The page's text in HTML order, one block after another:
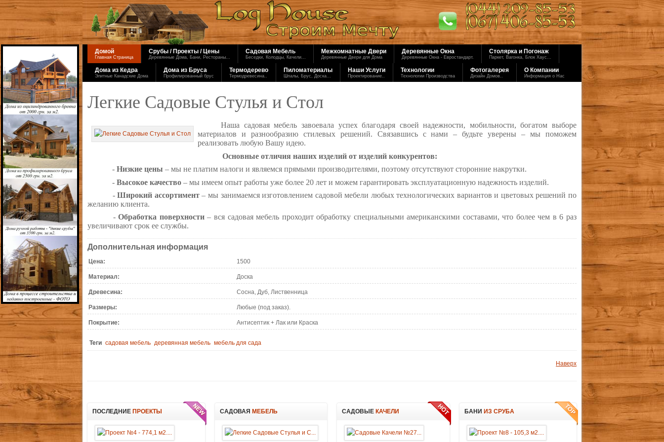
Домой
Главная Страница
Срубы / Проекты / Цены
Деревянные Дома, Бани, Рестораны...
Садовая Мебель
Беседки, Колодцы, Качели...
Межкомнатные Двери
Деревянные Двери для Дома
Деревянные Окна
Деревянные Окна - Евростандарт.
Столярка и Погонаж
Паркет, Вагонка, Блок Хаус...
Дома из Кедра
Элитные Канадские Дома
Дома из Бруса
Профилированный брус
Термодерево
Термодревесина..
Пиломатериалы
Шпалы, Брус, Доска...
Наши Услуги
Проектирование..
Технологии
Технологии Производства
Фотогалерея
Дизайн Домов..
О Компании
Информация о Нас
Легкие Садовые Стулья и Стол
Наша садовая мебель завоевала успех благодаря своей надежности, мобильности, богатом выборе
материалов и разнообразию стилевых решений. Связавшись с нами – будьте уверены – мы поможем
реализовать любую Вашу идею.
Основные отличия наших изделий от изделий конкурентов:
-Низкие цены – мы не платим налоги и являемся прямыми производителями, поэтому отсутствуют сторонние накрутки.
-Высокое качество – мы имеем опыт работы уже более 20 лет и можем гарантировать эксплуатационную надежность изделий.
-Широкий ассортимент– мы занимаемся изготовлением садовой мебели любых технологических вариантов и цветовых решений по
желанию клиента.
-Обработка поверхности– вся садовая мебель проходит обработку специальными американскими составами, что более чем в 6 раз
увеличивают срок ее службы.
Дополнительная информация
Цена: 1500
Материал: Доска
Древесина: Сосна, Дуб, Лиственница
Размеры: Любые (под заказ).
Покрытие: Антисептик + Лак или Краска
Теги садовая мебель деревянная мебель мебель для сада
Наверх
ПОСЛЕДНИЕ ПРОЕКТЫ САДОВАЯ МЕБЕЛЬ САДОВЫЕ КАЧЕЛИ БАНИ ИЗ СРУБА